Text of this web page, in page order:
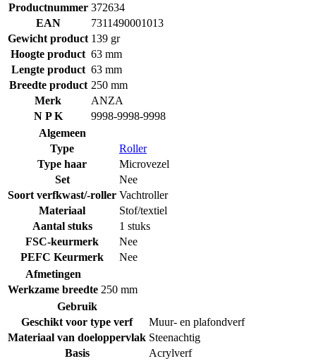
Productnummer 372634
EAN
7311490001013
Gewicht product 139 gr
Hoogte product 63 mm
Lengte product 63 mm
Breedte product 250 mm
Merk
ANZA
N P K
9998-9998-9998
Algemeen
Type
Roller
Type haar
Microvezel
Set
Nee
Soort verfkwast/-roller Vachtroller
Materiaal
Stof/textiel
Aantal stuks
1 stuks
FSC-keurmerk
Nee
PEFC Keurmerk
Nee
Afmetingen
Werkzame breedte 250 mm
Gebruik
Geschikt voor type verf
Muur- en plafondverf
Materiaal van doeloppervlak Steenachtig
Basis
Acrylverf